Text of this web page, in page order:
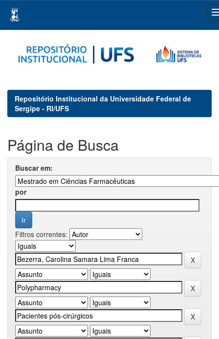
navigation
Repositório Institucional da Universidade Federal de
Sergipe - RI/UFS
Página de Busca
Buscar em:
por
Filtros correntes: